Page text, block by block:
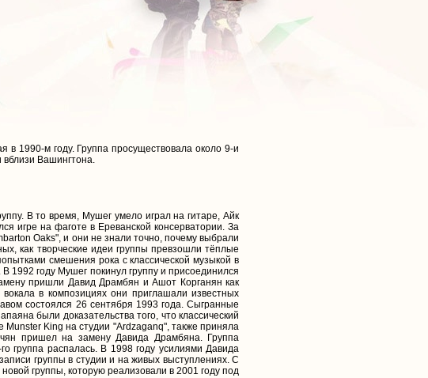
в 1990-м году. Группа просуществовала около 9-и
вблизи Вашингтонa.
В то время, Мушег умело играл на гитаре, Айк
игре на фаготe в Ереванской консерватории. За
Oaks", и они не знали точно, почему выбрали
как творческие идеи группы превзошли тёплые
смешения рока с классической музыкой в
1992 году Мушег покинул группу и присоединился
пришли Давид Драмбян и Ашот Корганян как
в композициях они приглашали известных
состоялся 26 сентября 1993 года. Сыгранные
были доказательства того, что классический
King на студии "Ardzaganq", также приняла
пришел на замену Давида Драмбяна. Группа
группа распалась. В 1998 году усилиями Давида
группы в студии и на живых выступлениях. С
группы, которую реализовали в 2001 году под